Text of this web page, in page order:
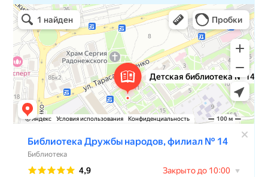
Детская библиотека № 14 Дружбы народов
Библиотека в Севастополе